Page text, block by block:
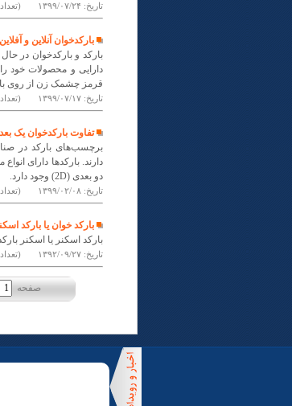
تاریخ: ۱۳۹۹/۰۷/۲۴ (تعداد
بارکدخوان آنلاین و آفلاین
بارکد و بارکدخوان در
دارایی و محصولات خود
قرمز چشمک زن از روی
تاریخ: ۱۳۹۹/۰۷/۱۷ (تعداد
تفاوت بارکدخوان یک
برچسب‌های بارکد در
دو بعدی (2D) وجود دارد.
تاریخ: ۱۳۹۹/۰۲/۰۸ (تعداد
بارکد خوان یا بارکد
بارکد اسکنر یا اسکنر
تاریخ: ۱۳۹۲/۰۹/۲۷ (تعداد
صفحه